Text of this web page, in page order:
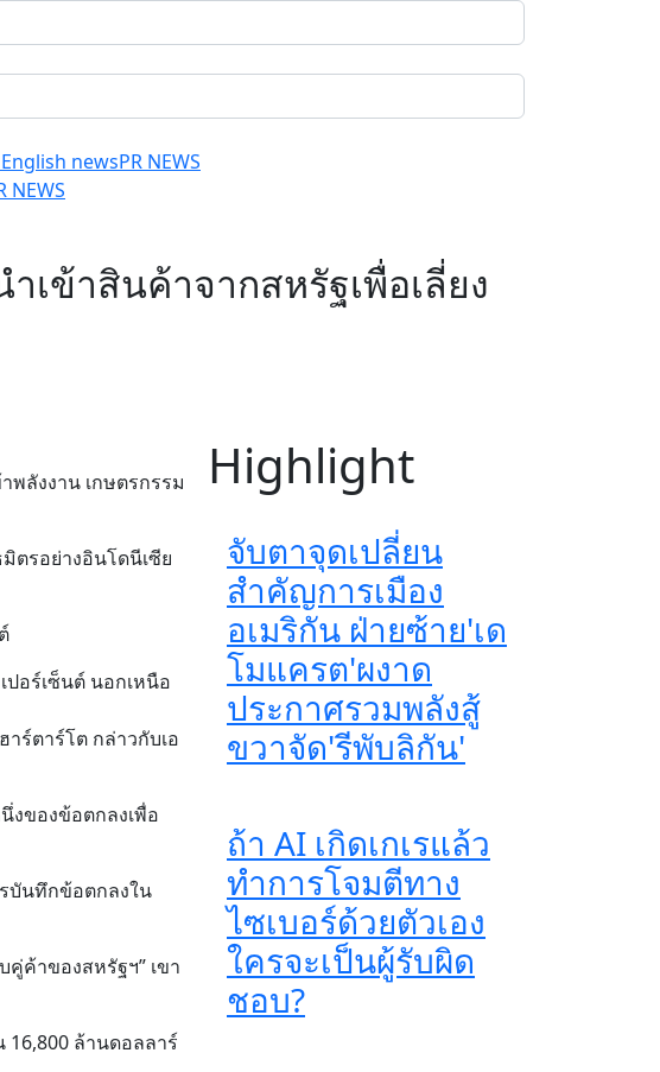
newsPR NEWS
NEWS
เข้าสินค้าจากสหรัฐเพื่อเลี่ยง
พลังงาน เกษตรกรรม
ตรอย่างอินโดนีเซีย
อร์เซ็นต์ นอกเหนือ
ร์ตาร์โต กล่าวกับเอ
งของข้อตกลงเพื่อ
บันทึกข้อตกลงใน
คู่ค้าของสหรัฐฯ” เขา
ล้านดอลลาร์
Highlight
จับตาจุดเปลี่ยน
สำคัญการเมือง
อเมริกัน ฝ่ายซ้าย'เด
โมแครต'ผงาด
ประกาศรวมพลังสู้
ขวาจัด'รีพับลิกัน'
ถ้า AI เกิดเกเรแล้ว
ทำการโจมตีทาง
ไซเบอร์ด้วยตัวเอง
ใครจะเป็นผู้รับผิด
ชอบ?